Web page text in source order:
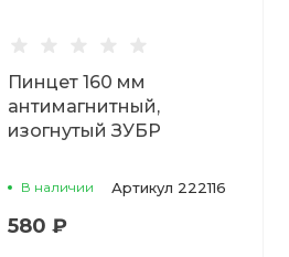
Пинцет 160 мм
антимагнитный,
изогнутый ЗУБР
В наличии Артикул 222116
580 ₽